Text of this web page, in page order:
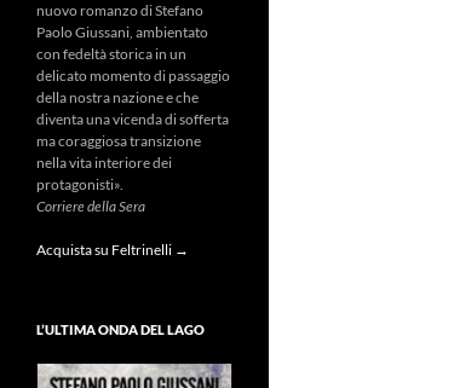
nuovo romanzo di Stefano
Paolo Giussani, ambientato
con fedeltà storica in un
delicato momento di passaggio
della nostra nazione e che
diventa una vicenda di sofferta
ma coraggiosa transizione
nella vita interiore dei
protagonisti».
Corriere della Sera
Acquista su Feltrinelli →
L’ULTIMA ONDA DEL LAGO